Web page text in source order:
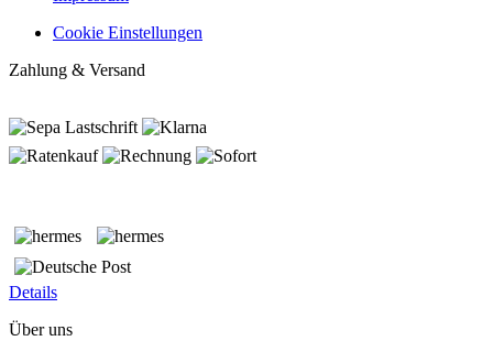
Cookie Einstellungen
Zahlung & Versand
Details
Über uns